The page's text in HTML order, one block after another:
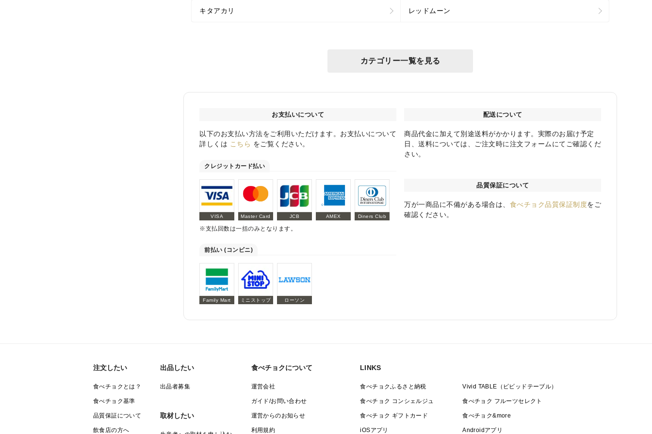
キタアカリ レッドムーン
カテゴリー一覧を見る
お支払いについて
以下のお支払い方法をご利用いただけます。お支払いについて
詳しくは こちら をご覧ください。
クレジットカード払い
VISA Master Card JCB AMEX Diners Club
※支払回数は一括のみとなります。
前払い (コンビニ)
Family Mart ミニストップ ローソン
配送について
商品代金に加えて別途送料がかかります。実際のお届け予定
日、送料については、ご注文時に注文フォームにてご確認くだ
さい。
品質保証について
万が一商品に不備がある場合は、 食べチョク品質保証制度をご
確認ください。
注文したい
食べチョクとは？
食べチョク基準
品質保証について
飲食店の方へ
出品したい
出品者募集
取材したい
食べチョクについて
運営会社
ガイド/お問い合わせ
運営からのお知らせ
利用規約
LINKS
食べチョクふるさと納税 Vivid TABLE（ビビッドテーブル）
食べチョク コンシェルジュ 食べチョク フルーツセレクト
食べチョク ギフトカード 食べチョク&more
iOSアプリ Androidアプリ